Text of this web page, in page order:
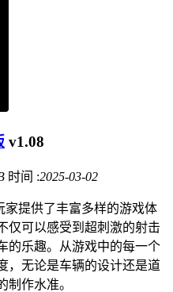
v1.08
时间 :2025-03-02
家提供了丰富多样的游戏体
仅可以感受到超刺激的射击
的乐趣。从游戏中的每一个
，无论是车辆的设计还是道
制作水准。